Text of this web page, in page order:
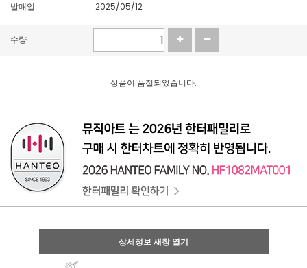
발매일
2025/05/12
수량
상품이 품절되었습니다.
상세정보 새창 열기